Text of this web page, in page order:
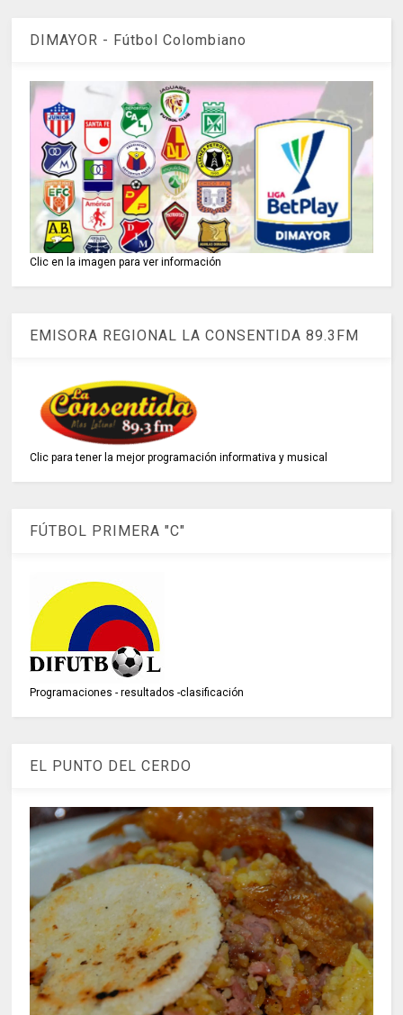
DIMAYOR - Fútbol Colombiano
Clic en la imagen para ver información
EMISORA REGIONAL LA CONSENTIDA 89.3FM
Clic para tener la mejor programación informativa y musical
FÚTBOL PRIMERA "C"
Programaciones - resultados -clasificación
EL PUNTO DEL CERDO